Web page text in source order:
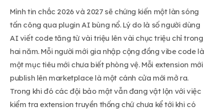
Mình tin chắc 2026 và 2027 sẽ chứng kiến một làn sóng
tấn công qua plugin AI bùng nổ. Lý do là số người dùng
AI viết code tăng từ vài triệu lên vài chục triệu chỉ trong
hai năm. Mỗi người mới gia nhập cộng đồng vibe code là
một mục tiêu mới chưa biết phòng vệ. Mỗi extension mới
publish lên marketplace là một cánh cửa mới mở ra.
Trong khi đó các đội bảo mật vẫn đang vật lộn với việc
kiểm tra extension truyền thống chứ chưa kể tới khi có